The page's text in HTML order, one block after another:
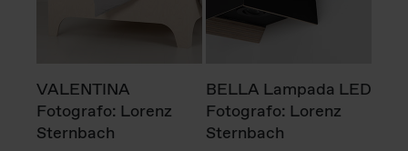
VALENTINA
Fotografo: Lorenz
Sternbach
BELLA Lampada LED
Fotografo: Lorenz
Sternbach